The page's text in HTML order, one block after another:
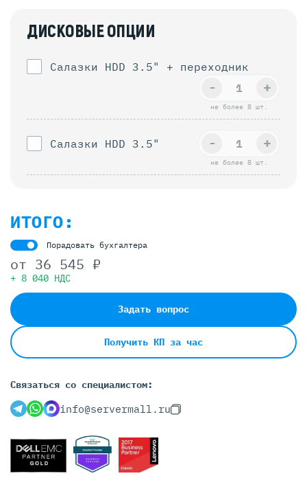
ДИСКОВЫЕ ОПЦИИ
Салазки HDD 3.5" + переходник
не более 8 шт.
+
-
Салазки HDD 3.5"
не более 8 шт.
+
-
ИТОГО:
Порадовать бухгалтера
от 36 545 ₽
+ 8 040 НДС
Задать вопрос
Получить КП за час
Связаться со специалистом:
info@servermall.ru